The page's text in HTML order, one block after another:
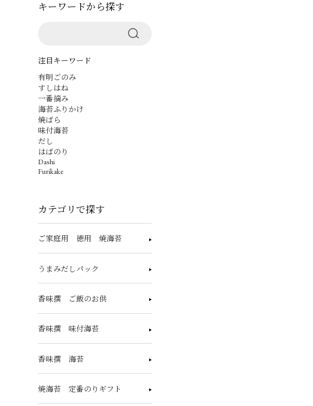
キーワードから探す
注目キーワード
有明ごのみ
すしはね
一番摘み
海苔ふりかけ
焼ばら
味付海苔
だし
はばのり
Dashi
Furikake
カテゴリで探す
ご家庭用 徳用 焼海苔
うまみだしパック
香味撰 ご飯のお供
香味撰 味付海苔
香味撰 海苔
焼海苔 定番のりギフト